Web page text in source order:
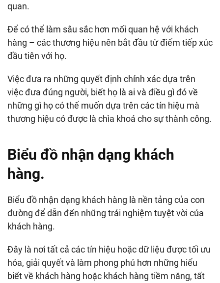
quan.
Để có thể làm sâu sắc hơn mối quan hệ với khách
hàng – các thương hiệu nên bắt đầu từ điểm tiếp xúc
đầu tiên với họ.
Việc đưa ra những quyết định chính xác dựa trên
việc đưa đúng người, biết họ là ai và điều gì đó về
những gì họ có thể muốn dựa trên các tín hiệu mà
thương hiệu có được là chìa khoá cho sự thành công.
Biểu đồ nhận dạng khách
hàng.
Biểu đồ nhận dạng khách hàng là nền tảng của con
đường để dẫn đến những trải nghiệm tuyệt vời của
khách hàng.
Đây là nơi tất cả các tín hiệu hoặc dữ liệu được tối ưu
hóa, giải quyết và làm phong phú hơn những hiểu
biết về khách hàng hoặc khách hàng tiềm năng, tất